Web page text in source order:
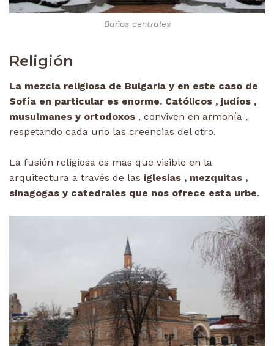
Baños centrales
Religión
La mezcla religiosa de Bulgaria y en este caso de
Sofía en particular es enorme. Católicos , judíos ,
musulmanes y ortodoxos , conviven en armonía ,
respetando cada uno las creencias del otro.
La fusión religiosa es mas que visible en la
arquitectura a través de las iglesias , mezquitas ,
sinagogas y catedrales que nos ofrece esta urbe.